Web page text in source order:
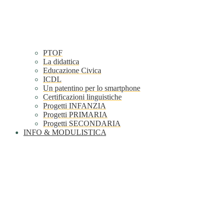
PTOF
La didattica
Educazione Civica
ICDL
Un patentino per lo smartphone
Certificazioni linguistiche
Progetti INFANZIA
Progetti PRIMARIA
Progetti SECONDARIA
INFO & MODULISTICA